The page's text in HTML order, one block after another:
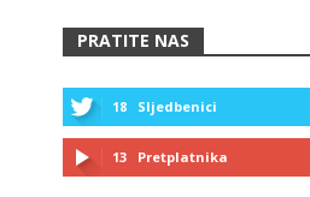
PRATITE NAS
18 Sljedbenici
13 Pretplatnika